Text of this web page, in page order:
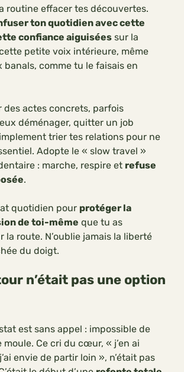
routine effacer tes découvertes.
ton quotidien avec cette
confiance aiguisées sur la
petite voix intérieure, même
banals, comme tu le faisais en
des actes concrets, parfois
déménager, quitter un job
trier tes relations pour ne
Adopte le « slow travel »
: marche, respire et refuse
.
quotidien pour protéger la
de toi-même que tu as
la route. N’oublie jamais la liberté
du doigt.
n’était pas une option
est sans appel : impossible de
Ce cri du cœur, « j’en ai
envie de partir loin », n’était pas